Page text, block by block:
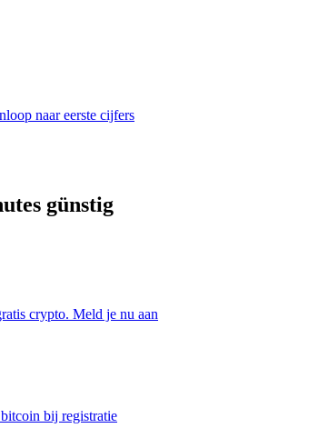
naar eerste cijfers
günstig
crypto. Meld je nu aan
bij registratie